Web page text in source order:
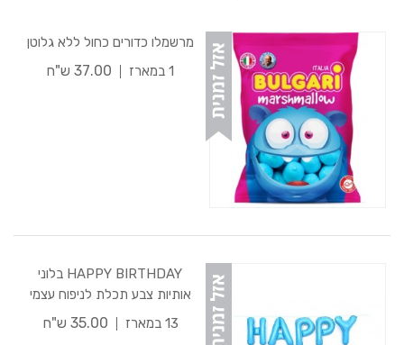
מרשמלו כדורים כחול ללא גלוטן
1 במארז
37.00 ש"ח
HAPPY BIRTHDAY בלוני
אותיות צבע תכלת לניפוח עצמי
13 במארז
35.00 ש"ח